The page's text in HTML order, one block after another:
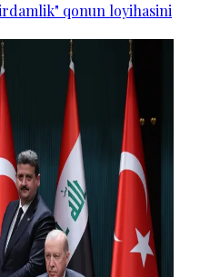
qonun loyihasini